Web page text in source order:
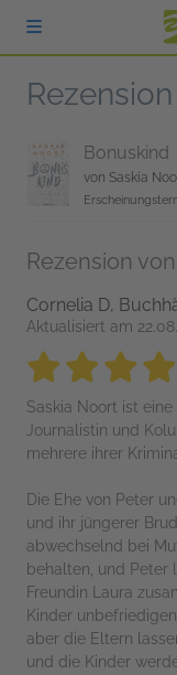
zum Hauptinhalt
Rezension
Bonuskind
von Saskia
Rezension von
Cornelia D,
Aktualisiert am
4 4 4
Saskia Noort ist
Journalistin und
mehrere ihrer
Die Ehe von Peter
und ihr jüngerer
abwechselnd bei
behalten, und Peter
Freundin Laura
Kinder
aber die Eltern
und die Kinder